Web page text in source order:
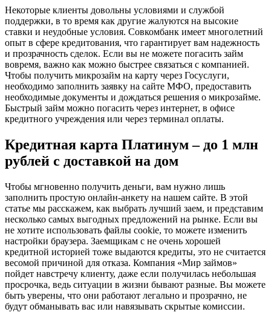
Некоторые клиенты довольны условиями и службой
поддержки, в то время как другие жалуются на высокие
ставки и неудобные условия. Совкомбанк имеет многолетний
опыт в сфере кредитования, что гарантирует вам надежность
и прозрачность сделок. Если вы не можете погасить займ
вовремя, важно как можно быстрее связаться с компанией.
Чтобы получить микрозайм на карту через Госуслуги,
необходимо заполнить заявку на сайте МФО, предоставить
необходимые документы и дождаться решения о микрозайме.
Быстрый займ можно погасить через интернет, в офисе
кредитного учреждения или через терминал оплаты.
Кредитная карта Платинум – до 1 млн
рублей с доставкой на дом
Чтобы мгновенно получить деньги, вам нужно лишь
заполнить простую онлайн-анкету на нашем сайте. В этой
статье мы расскажем, как выбрать лучший заем, и представим
несколько самых выгодных предложений на рынке. Если вы
не хотите использовать файлы cookie, то можете изменить
настройки браузера. Заемщикам с не очень хорошей
кредитной историей тоже выдаются кредиты, это не считается
весомой причиной для отказа. Компания «Мир займов»
пойдет навстречу клиенту, даже если получилась небольшая
просрочка, ведь ситуации в жизни бывают разные. Вы можете
быть уверены, что они работают легально и прозрачно, не
будут обманывать вас или навязывать скрытые комиссии.